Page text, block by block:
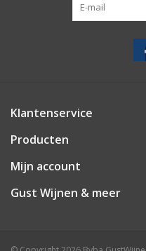
Klantenservice
Producten
Mijn account
Gust Wijnen & meer